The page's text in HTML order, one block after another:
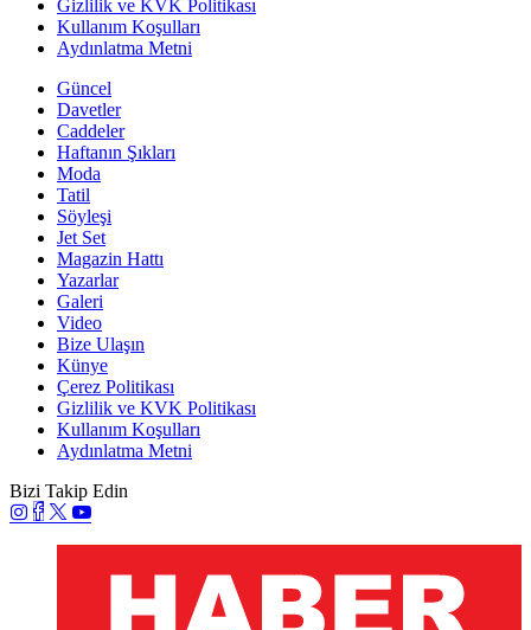
Gizlilik ve KVK Politikası
Kullanım Koşulları
Aydınlatma Metni
Güncel
Davetler
Caddeler
Haftanın Şıkları
Moda
Tatil
Söyleşi
Jet Set
Magazin Hattı
Yazarlar
Galeri
Video
Bize Ulaşın
Künye
Çerez Politikası
Gizlilik ve KVK Politikası
Kullanım Koşulları
Aydınlatma Metni
Bizi Takip Edin